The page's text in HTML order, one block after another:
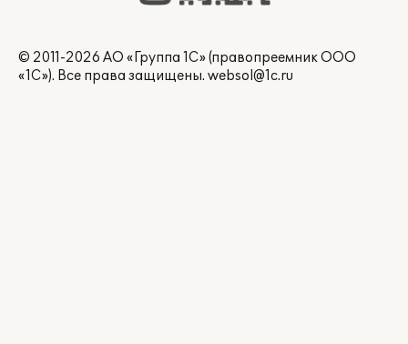
© 2011-2026 АО «Группа 1С» (правопреемник ООО
«1С»). Все права защищены. websol@1c.ru